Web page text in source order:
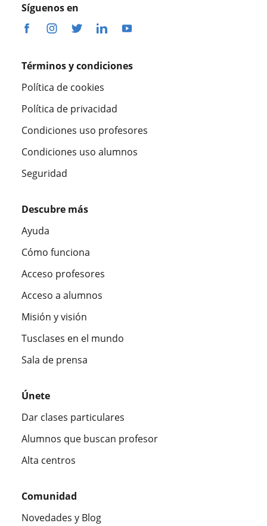
Síguenos en
Términos y condiciones
Política de cookies
Política de privacidad
Condiciones uso profesores
Condiciones uso alumnos
Seguridad
Descubre más
Ayuda
Cómo funciona
Acceso profesores
Acceso a alumnos
Misión y visión
Tusclases en el mundo
Sala de prensa
Únete
Dar clases particulares
Alumnos que buscan profesor
Alta centros
Comunidad
Novedades y Blog